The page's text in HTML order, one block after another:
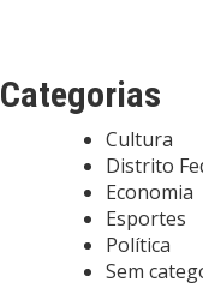
Categorias
Cultura
Distrito
Economia
Esportes
Política
Sem